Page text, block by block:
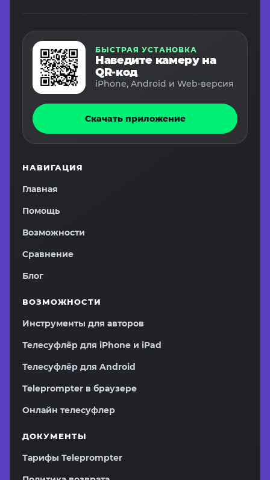
БЫСТРАЯ УСТАНОВКА
Наведите камеру на
QR-код
iPhone, Android и Web-версия
Скачать приложение
НАВИГАЦИЯ
Главная
Помощь
Возможности
Сравнение
Блог
ВОЗМОЖНОСТИ
Инструменты для авторов
Телесуфлёр для iPhone и iPad
Телесуфлёр для Android
Teleprompter в браузере
Онлайн телесуфлер
ДОКУМЕНТЫ
Тарифы Teleprompter